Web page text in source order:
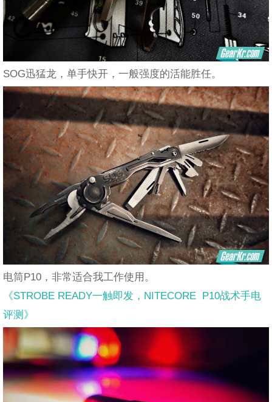
SOG迅猛龙，单手快开，一般强度的活能胜任。
电筒P10，非常适合我工作使用。
《STROBE READY一触即发，NITECORE P10战术手电
评测》